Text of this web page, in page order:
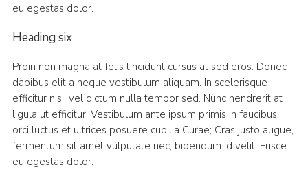
eu egestas dolor.
Heading six
Proin non magna at felis tincidunt cursus at sed eros. Donec
dapibus elit a neque vestibulum aliquam. In scelerisque
efficitur nisi, vel dictum nulla tempor sed. Nunc hendrerit at
ligula ut efficitur. Vestibulum ante ipsum primis in faucibus
orci luctus et ultrices posuere cubilia Curae; Cras justo augue,
fermentum sit amet vulputate nec, bibendum id velit. Fusce
eu egestas dolor.